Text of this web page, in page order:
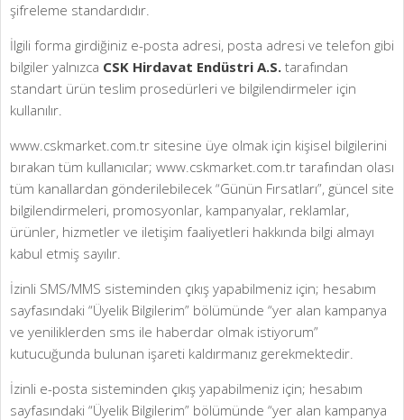
şifreleme standardıdır.
İlgili forma girdiğiniz e-posta adresi, posta adresi ve telefon gibi
bilgiler yalnızca CSK Hirdavat Endüstri A.S. tarafından
standart ürün teslim prosedürleri ve bilgilendirmeler için
kullanılır.
www.cskmarket.com.tr sitesine üye olmak için kişisel bilgilerini
bırakan tüm kullanıcılar; www.cskmarket.com.tr tarafından olası
tüm kanallardan gönderilebilecek “Günün Fırsatları”, güncel site
bilgilendirmeleri, promosyonlar, kampanyalar, reklamlar,
ürünler, hizmetler ve iletişim faaliyetleri hakkında bilgi almayı
kabul etmiş sayılır.
İzinli SMS/MMS sisteminden çıkış yapabilmeniz için; hesabım
sayfasındaki “Üyelik Bilgilerim” bölümünde “yer alan kampanya
ve yeniliklerden sms ile haberdar olmak istiyorum”
kutucuğunda bulunan işareti kaldırmanız gerekmektedir.
İzinli e-posta sisteminden çıkış yapabilmeniz için; hesabım
sayfasındaki “Üyelik Bilgilerim” bölümünde “yer alan kampanya